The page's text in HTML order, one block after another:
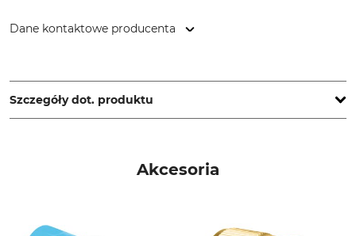
Dane kontaktowe producenta
Poland, www.cellfast.de
Szczegóły dot. produktu
Akcesoria